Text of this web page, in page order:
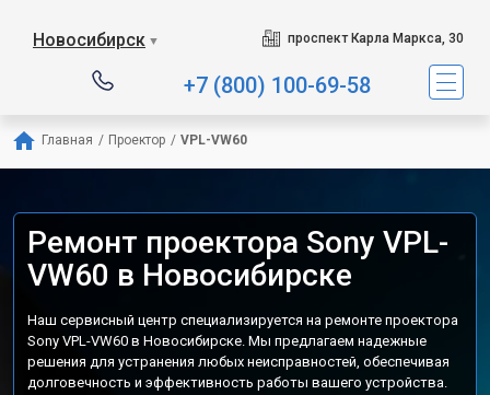
Новосибирск ▼ проспект Карла Маркса, 30
+7 (800) 100-69-58
Главная / Проектор / VPL-VW60
Ремонт проектора Sony VPL-
VW60 в Новосибирске
Наш сервисный центр специализируется на ремонте проектора
Sony VPL-VW60 в Новосибирске. Мы предлагаем надежные
решения для устранения любых неисправностей, обеспечивая
долговечность и эффективность работы вашего устройства.